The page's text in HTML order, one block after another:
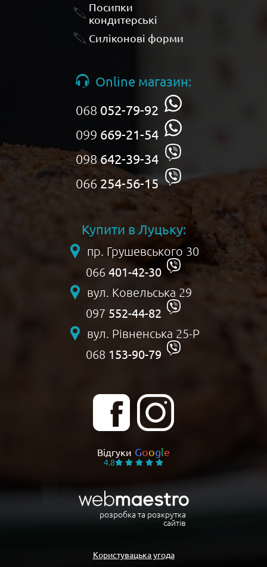
Відгуки Google
4.8
Посипки
кондитерські
Силіконові форми
Online магазин:
068 052-79-92
099 669-21-54
098642-39-34
066 254-56-15
Купити в Луцьку:
пр. Грушевського 30
066 401-42-30
вул. Ковельська 29
097 552-44-82
вул. Рівненська 25-Р
068 153-90-79
розробка та розкрутка
сайтів
Користувацька угода